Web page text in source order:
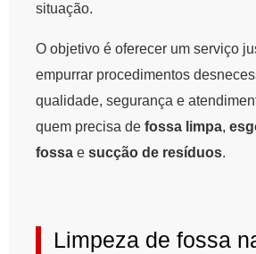
situação.
O objetivo é oferecer um serviço
empurrar procedimentos
qualidade, segurança e
quem precisa de fossa limpa,
fossa e sucção de resíduos.
Limpeza de fossa